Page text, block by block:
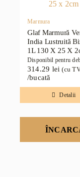
Marmura
Glaf Marmură
India Lustruită
1L 130 X 25 X
Disponibil pentru
314.29 lei (cu
/bucată
Detalii